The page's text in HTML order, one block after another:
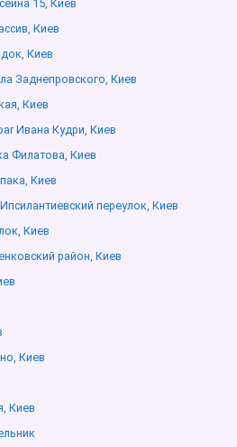
15, Киев
Киев
Киев
Заднепровского, Киев
Киев
Ивана Кудри, Киев
Филатова, Киев
Киев
переулок, Киев
Киев
район, Киев
Киев
Киев